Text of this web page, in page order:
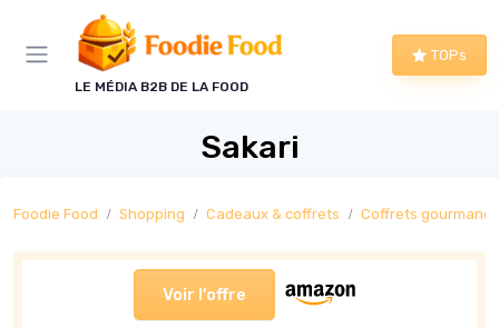
LE MÉDIA B2B DE LA FOOD
TOPs
Sakari
Foodie Food Shopping Cadeaux & coffrets Coffrets gourmands
Voir l'offre
Panneau de gestion des cookies